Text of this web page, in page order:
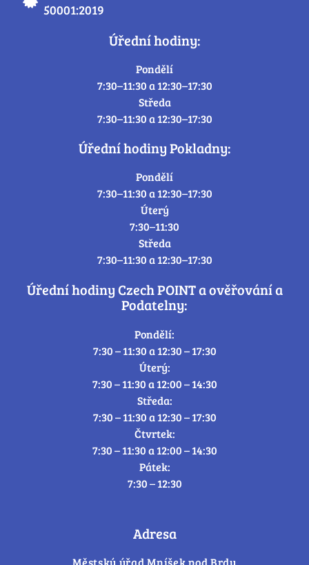
50001:2019
Úřední hodiny:
Pondělí
7:30–11:30 a 12:30–17:30
Středa
7:30–11:30 a 12:30–17:30
Úřední hodiny Pokladny:
Pondělí
7:30–11:30 a 12:30–17:30
Úterý
7:30–11:30
Středa
7:30–11:30 a 12:30–17:30
Úřední hodiny Czech POINT a ověřování a
Podatelny:
Pondělí:
7:30 – 11:30 a 12:30 – 17:30
Úterý:
7:30 – 11:30 a 12:00 – 14:30
Středa:
7:30 – 11:30 a 12:30 – 17:30
Čtvrtek:
7:30 – 11:30 a 12:00 – 14:30
Pátek:
7:30 – 12:30
Adresa
Městský úřad Mníšek pod Brdy